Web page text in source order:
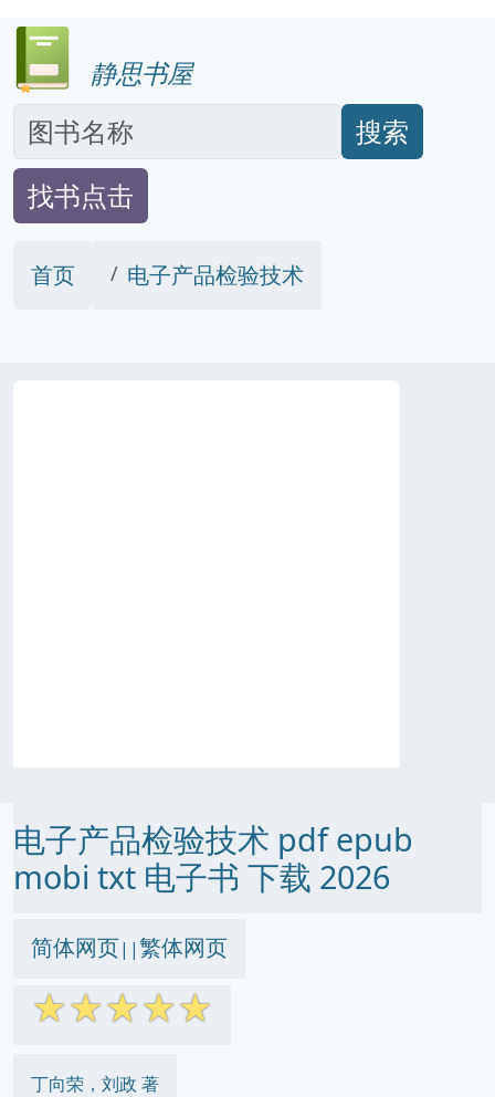
静思书屋
搜索
找书点击
首页 电子产品检验技术
电子产品检验技术 pdf epub
mobi txt 电子书 下载 2026
简体网页||繁体网页
☆☆☆☆☆
丁向荣，刘政 著